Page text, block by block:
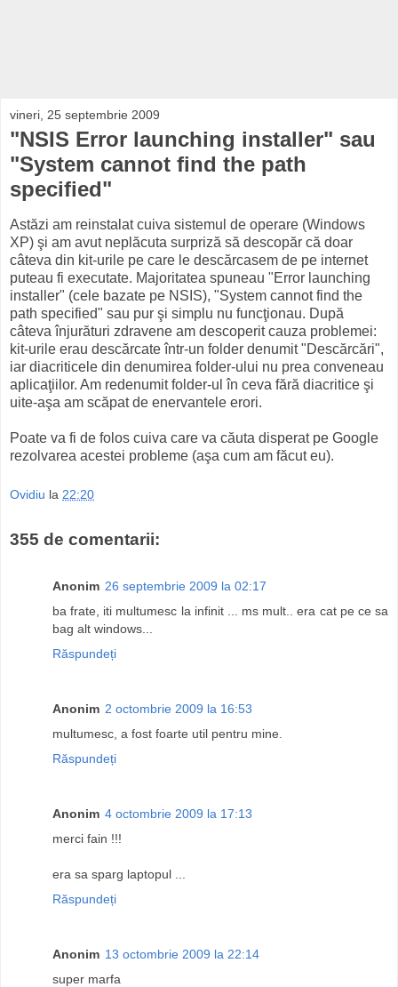
vineri, 25 septembrie 2009
"NSIS Error launching installer" sau
"System cannot find the path
specified"
Astăzi am reinstalat cuiva sistemul de operare (Windows
XP) şi am avut neplăcuta surpriză să descopăr că doar
câteva din kit-urile pe care le descărcasem de pe internet
puteau fi executate. Majoritatea spuneau "Error launching
installer" (cele bazate pe NSIS), "System cannot find the
path specified" sau pur şi simplu nu funcţionau. După
câteva înjurături zdravene am descoperit cauza problemei:
kit-urile erau descărcate într-un folder denumit "Descărcări",
iar diacriticele din denumirea folder-ului nu prea conveneau
aplicaţiilor. Am redenumit folder-ul în ceva fără diacritice şi
uite-aşa am scăpat de enervantele erori.
Poate va fi de folos cuiva care va căuta disperat pe Google
rezolvarea acestei probleme (aşa cum am făcut eu).
Ovidiu la 22:20
355 de comentarii:
Anonim 26 septembrie 2009 la 02:17
ba frate, iti multumesc la infinit ... ms mult.. era cat pe ce sa
bag alt windows...
Răspundeți
Anonim 2 octombrie 2009 la 16:53
multumesc, a fost foarte util pentru mine.
Răspundeți
Anonim 4 octombrie 2009 la 17:13
merci fain !!!
era sa sparg laptopul ...
Răspundeți
Anonim 13 octombrie 2009 la 22:14
super marfa